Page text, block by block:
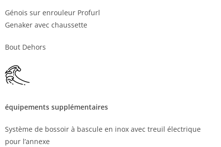
Génois sur enrouleur Profurl
Genaker avec chaussette
Bout Dehors
équipements supplémentaires
Système de bossoir à bascule en inox avec treuil électrique
pour l’annexe